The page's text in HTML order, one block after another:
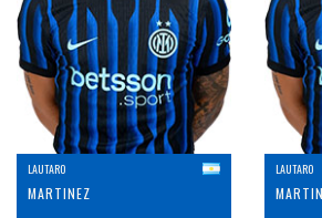
LAUTARO
MARTINEZ
LAUTARO